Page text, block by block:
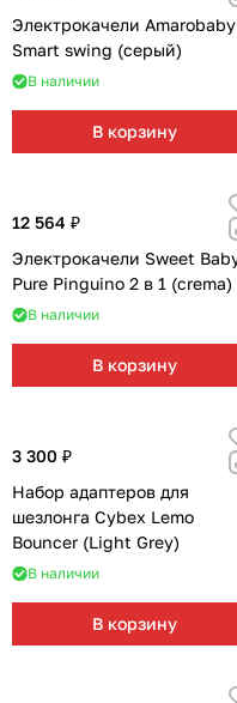
Электрокачели Amarobaby
Smart swing (серый)
В наличии
В корзину
12 564 ₽
Электрокачели Sweet
Pure Pinguino 2 в 1 (crema)
В наличии
В корзину
3 300 ₽
Набор адаптеров для
шезлонга Cybex Lemo
Bouncer (Light Grey)
В наличии
В корзину